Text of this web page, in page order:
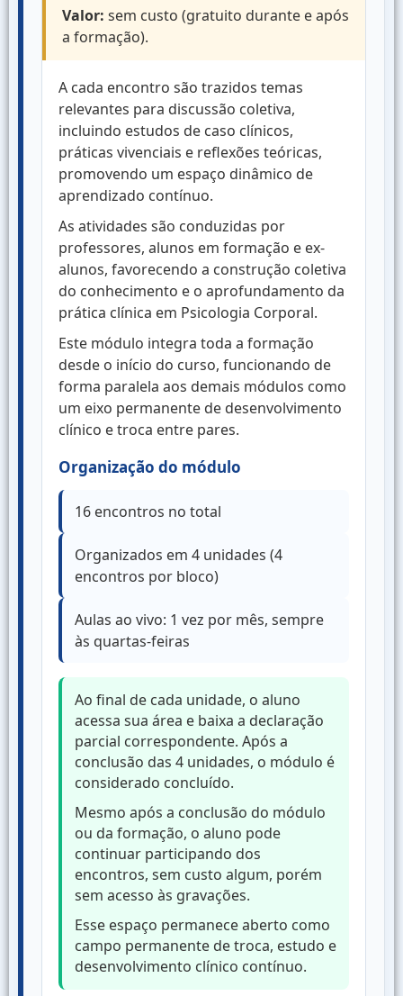
Valor: sem custo (gratuito durante e após
a formação).
A cada encontro são trazidos temas
relevantes para discussão coletiva,
incluindo estudos de caso clínicos,
práticas vivenciais e reflexões teóricas,
promovendo um espaço dinâmico de
aprendizado contínuo.
As atividades são conduzidas por
professores, alunos em formação e ex-
alunos, favorecendo a construção coletiva
do conhecimento e o aprofundamento da
prática clínica em Psicologia Corporal.
Este módulo integra toda a formação
desde o início do curso, funcionando de
forma paralela aos demais módulos como
um eixo permanente de desenvolvimento
clínico e troca entre pares.
Organização do módulo
16 encontros no total
Organizados em 4 unidades (4
encontros por bloco)
Aulas ao vivo: 1 vez por mês, sempre
às quartas-feiras
Ao final de cada unidade, o aluno
acessa sua área e baixa a declaração
parcial correspondente. Após a
conclusão das 4 unidades, o módulo é
considerado concluído.
Mesmo após a conclusão do módulo
ou da formação, o aluno pode
continuar participando dos
encontros, sem custo algum, porém
sem acesso às gravações.
Esse espaço permanece aberto como
campo permanente de troca, estudo e
desenvolvimento clínico contínuo.